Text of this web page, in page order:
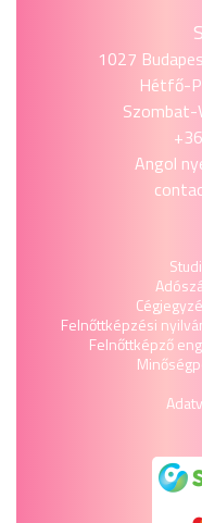
1027
Hétfő-
Szombat-
Angol
Felnőttképzési
Felnőttképző